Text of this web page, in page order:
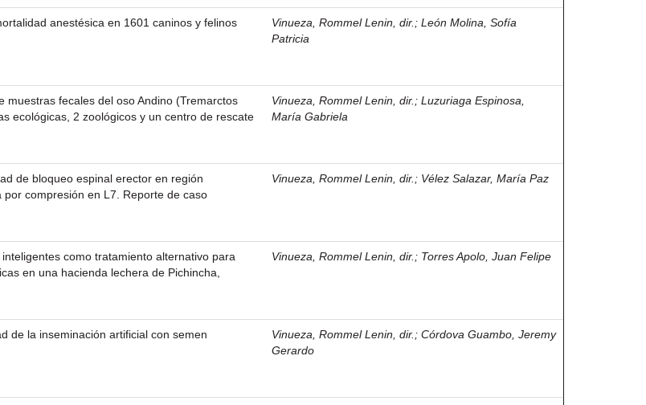
anestésica en 1601 caninos y felinos
Vinueza, Rommel Lenin, dir. ; León Molina, Sofía
Patricia
muestras fecales del oso Andino (Tremarctos
ecológicas, 2 zoológicos y un centro de rescate
Vinueza, Rommel Lenin, dir. ; Luzuriaga Espinosa,
María Gabriela
de bloqueo espinal erector en región
compresión en L7. Reporte de caso
Vinueza, Rommel Lenin, dir. ; Vélez Salazar, María Paz
como tratamiento alternativo para
en una hacienda lechera de Pichincha,
Vinueza, Rommel Lenin, dir. ; Torres Apolo, Juan Felipe
de la inseminación artificial con semen
Vinueza, Rommel Lenin, dir. ; Córdova Guambo, Jeremy
Gerardo